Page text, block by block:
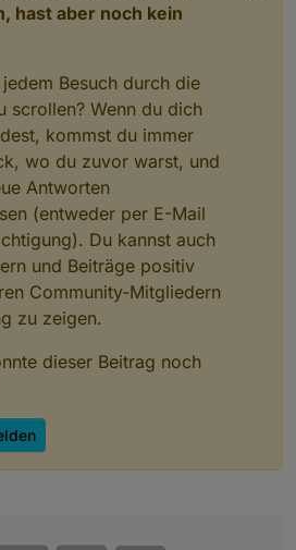
hast aber noch kein
Besuch durch die
scrollen? Wenn du dich
kommst du immer
wo du zuvor warst, und
Antworten
(entweder per E-Mail
Du kannst auch
und Beiträge positiv
Community-Mitgliedern
zu zeigen.
dieser Beitrag noch